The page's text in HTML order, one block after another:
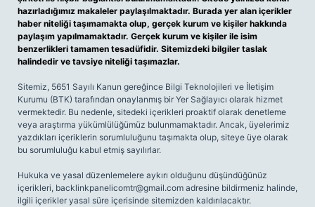
hazırladığımız makaleler paylaşılmaktadır. Burada yer alan içerikler
haber niteliği taşımamakta olup, gerçek kurum ve kişiler hakkında
paylaşım yapılmamaktadır. Gerçek kurum ve kişiler ile isim
benzerlikleri tamamen tesadüfidir. Sitemizdeki bilgiler taslak
halindedir ve tavsiye niteliği taşımazlar.
Sitemiz, 5651 Sayılı Kanun gereğince Bilgi Teknolojileri ve İletişim
Kurumu (BTK) tarafından onaylanmış bir Yer Sağlayıcı olarak hizmet
vermektedir. Bu nedenle, sitedeki içerikleri proaktif olarak denetleme
veya araştırma yükümlülüğümüz bulunmamaktadır. Ancak, üyelerimiz
yazdıkları içeriklerin sorumluluğunu taşımakta olup, siteye üye olarak
bu sorumluluğu kabul etmiş sayılırlar.
Hukuka ve yasal düzenlemelere aykırı olduğunu düşündüğünüz
içerikleri, backlinkpanelicomtr@gmail.com adresine bildirmeniz halinde,
ilgili içerikler yasal süre içerisinde sitemizden kaldırılacaktır.